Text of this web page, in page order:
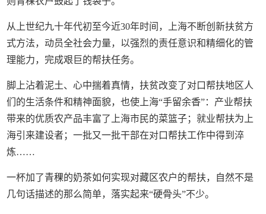
从上世纪九十年代初至今近30年时间，上海不断创新扶贫方
式方法，动员全社会力量，以强烈的责任意识和精细化的管
理能力，完成艰巨的帮扶任务。
脚上沾着泥土、心中揣着真情，扶贫改变了对口帮扶地区人
们的生活条件和精神面貌，也使上海“手留余香”：产业帮扶
带来的优质农产品丰富了上海市民的菜篮子；就业帮扶为上
海引来建设者；一批又一批干部在对口帮扶工作中得到淬
炼……
一杯加了青稞的奶茶如何实现对藏区农户的帮扶，自然不是
几句话描述的那么简单，落实起来“硬骨头”不少。